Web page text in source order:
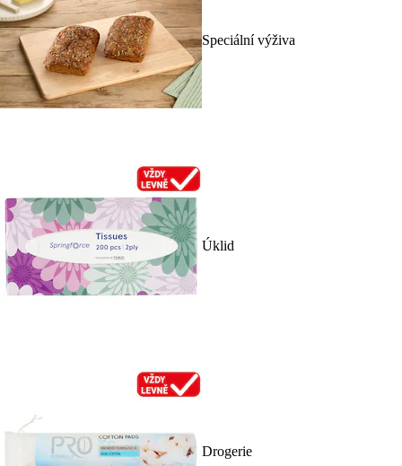
Speciální výživa
Úklid
Drogerie